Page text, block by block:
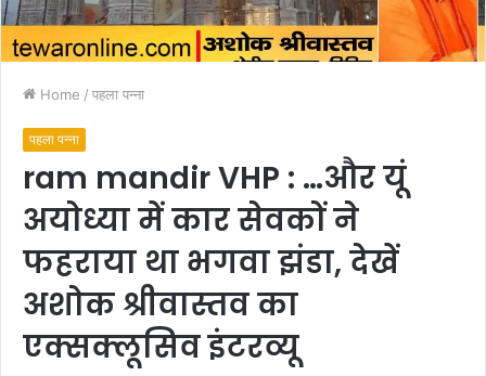
Home / पहला पन्ना
पहला पन्ना
ram mandir VHP : …और यूं
अयोध्या में कार सेवकों ने
फहराया था भगवा झंडा, देखें
अशोक श्रीवास्तव का
एक्सक्लूसिव इंटरव्यू